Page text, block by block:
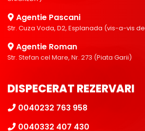
Agentie Pascani
Str. Cuza Voda, D2, Esplanada (vis-a-vis
Agentie Roman
Str. Stefan cel Mare, Nr. 273 (Piata Garii)
DISPECERAT REZERVARI
0040232 763 958
0040332 407 430